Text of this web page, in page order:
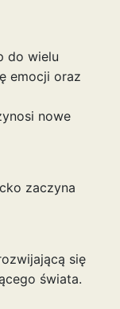
do wielu
emocji oraz
nowe
zaczyna
się
świata.